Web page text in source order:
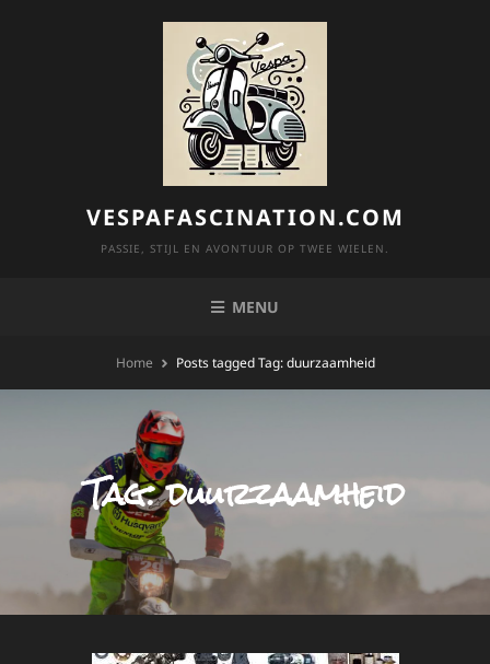
VESPAFASCINATION.COM
PASSIE, STIJL EN AVONTUUR OP TWEE WIELEN.
MENU
Home Posts taggedTag:duurzaamheid
Tag:duurzaamheid